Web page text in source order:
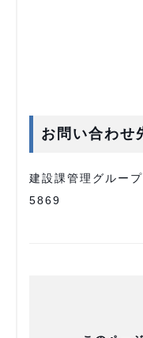
お問い合わせ
建設課管理グルー
5869